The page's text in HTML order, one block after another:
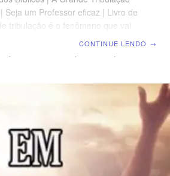
Seja um Professor eficaz | Livro de
tribulação é o fenômeno que vai
CONTINUE LENDO →